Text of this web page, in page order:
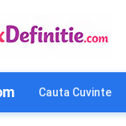
Cauta Cuvinte